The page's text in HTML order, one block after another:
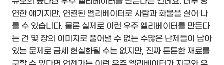
연한 얘기지만, 연결된 엘리베이터로 사람과 화물을 실어 나
를 수 있습니다. 물론 실제로 이런 우주 엘리베이터를 만든다
는 건 몇 장의 이미지로 풀어낼 수 없는 수많은 난제들이 남아
있는 문제로 금세 현실화될 수는 없지만, 진짜 튼튼한 재료를